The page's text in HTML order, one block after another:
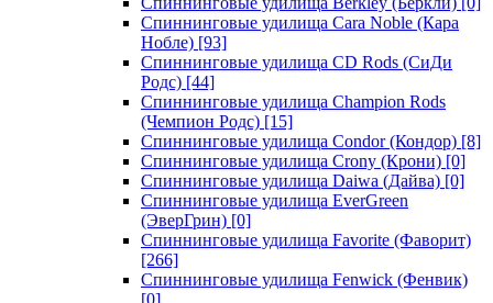
Спиннинговые удилища Cara Noble (Кара
Нобле) [93]
Спиннинговые удилища CD Rods (СиДи
Родс) [44]
Спиннинговые удилища Champion Rods
(Чемпион Родс) [15]
Спиннинговые удилища Condor (Кондор) [8]
Спиннинговые удилища Crony (Крони) [0]
Спиннинговые удилища Daiwa (Дайва) [0]
Спиннинговые удилища EverGreen
(ЭверГрин) [0]
Спиннинговые удилища Favorite (Фаворит)
[266]
Спиннинговые удилища Fenwick (Фенвик)